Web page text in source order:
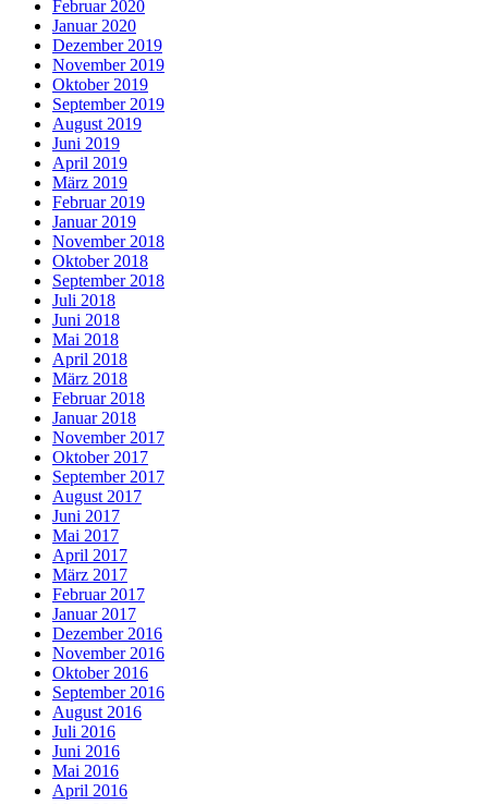
Februar 2020
Januar 2020
Dezember 2019
November 2019
Oktober 2019
September 2019
August 2019
Juni 2019
April 2019
März 2019
Februar 2019
Januar 2019
November 2018
Oktober 2018
September 2018
Juli 2018
Juni 2018
Mai 2018
April 2018
März 2018
Februar 2018
Januar 2018
November 2017
Oktober 2017
September 2017
August 2017
Juni 2017
Mai 2017
April 2017
März 2017
Februar 2017
Januar 2017
Dezember 2016
November 2016
Oktober 2016
September 2016
August 2016
Juli 2016
Juni 2016
Mai 2016
April 2016